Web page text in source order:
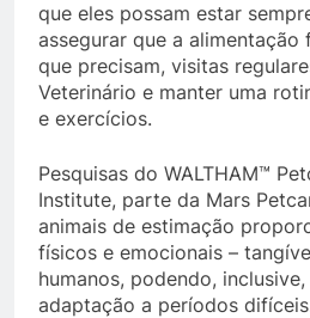
que eles possam estar
assegurar que a
que precisam, visitas
Veterinário e manter uma
e exercícios.
Pesquisas do WALTHAM™
Institute, parte da Mars
animais de estimação
físicos e emocionais –
humanos, podendo,
adaptação a períodos